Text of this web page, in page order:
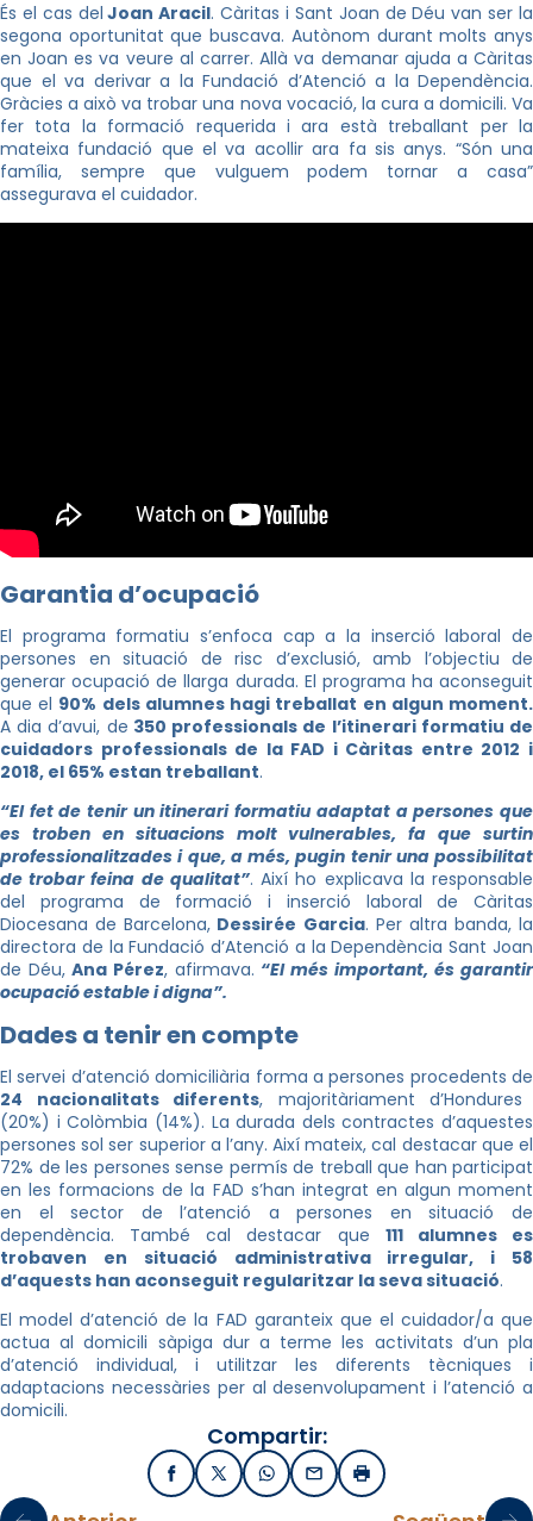
És el cas del Joan Aracil. Càritas i Sant Joan de Déu van ser la
segona oportunitat que buscava. Autònom durant molts anys
en Joan es va veure al carrer. Allà va demanar ajuda a Càritas
que el va derivar a la Fundació d’Atenció a la Dependència.
Gràcies a això va trobar una nova vocació, la cura a domicili. Va
fer tota la formació requerida i ara està treballant per la
mateixa fundació que el va acollir ara fa sis anys. “Són una
família, sempre que vulguem podem tornar a casa”
assegurava el cuidador.
Garantia d’ocupació
El programa formatiu s’enfoca cap a la inserció laboral de
persones en situació de risc d’exclusió, amb l’objectiu de
generar ocupació de llarga durada. El programa ha aconseguit
que el 90% dels alumnes hagi treballat en algun moment.
A dia d’avui, de 350 professionals de l’itinerari formatiu de
cuidadors professionals de la FAD i Càritas entre 2012 i
2018, el 65% estan treballant.
“El fet de tenir un itinerari formatiu adaptat a persones que
es troben en situacions molt vulnerables, fa que surtin
professionalitzades i que, a més, pugin tenir una possibilitat
de trobar feina de qualitat”. Així ho explicava la responsable
del programa de formació i inserció laboral de Càritas
Diocesana de Barcelona, Dessirée Garcia. Per altra banda, la
directora de la Fundació d’Atenció a la Dependència Sant Joan
de Déu,Ana Pérez, afirmava. “El més important, és garantir
ocupació estable i digna”.
Dades a tenir en compte
El servei d’atenció domiciliària forma a persones procedents de
24 nacionalitats diferents, majoritàriament d’Hondures
(20%) i Colòmbia (14%). La durada dels contractes d’aquestes
persones sol ser superior a l’any. Així mateix, cal destacar que el
72% de les persones sense permís de treball que han participat
en les formacions de la FAD s’han integrat en algun moment
en el sector de l’atenció a persones en situació de
dependència. També cal destacar que 111 alumnes es
trobaven en situació administrativa irregular, i 58
d’aquests han aconseguit regularitzar la seva situació.
El model d’atenció de la FAD garanteix que el cuidador/a que
actua al domicili sàpiga dur a terme les activitats d’un pla
d’atenció individual, i utilitzar les diferents tècniques i
adaptacions necessàries per al desenvolupament i l’atenció a
domicili.
Compartir:
FacebookX / TwitterWhatsApp
EmailImprimir